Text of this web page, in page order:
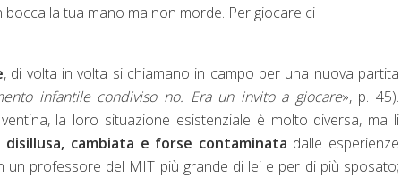
bocca la tua mano ma non morde. Per giocare ci
, di volta in volta si chiamano in campo per una nuova partita
infantile condiviso no. Era un invito a giocare», p. 45).
la loro situazione esistenziale è molto diversa, ma li
disillusa, cambiata e forse contaminata dalle esperienze
professore del MIT più grande di lei e per di più sposato;